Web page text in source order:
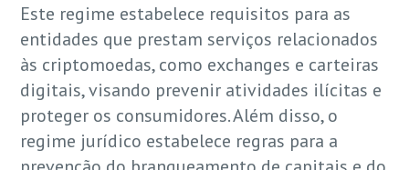
Este regime estabelece requisitos para as
entidades que prestam serviços relacionados
às criptomoedas, como exchanges e carteiras
digitais, visando prevenir atividades ilícitas e
proteger os consumidores. Além disso, o
regime jurídico estabelece regras para a